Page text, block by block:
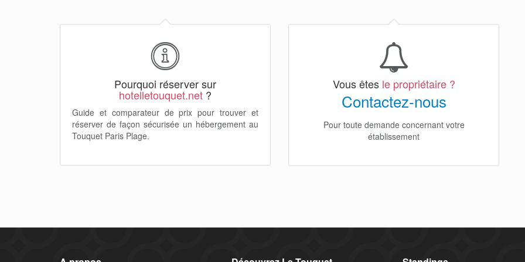
Pourquoi réserver sur
hotelletouquet.net ?
Guide et comparateur de prix pour trouver et
réserver de façon sécurisée un hébergement au
Touquet Paris Plage.
Vous êtes le propriétaire ?
Contactez-nous
Pour toute demande concernant votre
établissement